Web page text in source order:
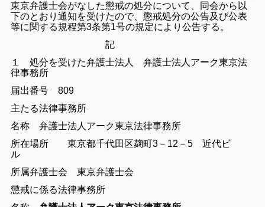
東京弁護士会がなした懲戒の処分について、同会から以
下のとおり通知を受けたので、懲戒処分の公告及び公表
等に関する規程第3条第1号の規定により公告する。
記
１ 処分を受けた弁護士法人 弁護士法人アーク東京法
律事務所
届出番号 809
主たる法律事務所
名称 弁護士法人アーク東京法律事務所
所在場所 東京都千代田区麹町3－12－5 近代ビ
ル
所属弁護士会 東京弁護士会
懲戒に係る法律事務所